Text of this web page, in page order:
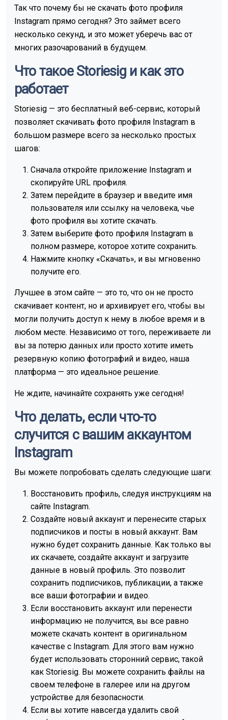
Так что почему бы не скачать фото профиля
Instagram прямо сегодня? Это займет всего
несколько секунд, и это может уберечь вас от
многих разочарований в будущем.
Что такое Storiesig и как это
работает
Storiesig — это бесплатный веб-сервис, который
позволяет скачивать фото профиля Instagram в
большом размере всего за несколько простых
шагов:
Сначала откройте приложение Instagram и
скопируйте URL профиля.
Затем перейдите в браузер и введите имя
пользователя или ссылку на человека, чье
фото профиля вы хотите скачать.
Затем выберите фото профиля Instagram в
полном размере, которое хотите сохранить.
Нажмите кнопку «Скачать», и вы мгновенно
получите его.
Лучшее в этом сайте — это то, что он не просто
скачивает контент, но и архивирует его, чтобы вы
могли получить доступ к нему в любое время и в
любом месте. Независимо от того, переживаете ли
вы за потерю данных или просто хотите иметь
резервную копию фотографий и видео, наша
платформа — это идеальное решение.
Не ждите, начинайте сохранять уже сегодня!
Что делать, если что-то
случится с вашим аккаунтом
Instagram
Вы можете попробовать сделать следующие шаги:
Восстановить профиль, следуя инструкциям на
сайте Instagram.
Создайте новый аккаунт и перенесите старых
подписчиков и посты в новый аккаунт. Вам
нужно будет сохранить данные. Как только вы
их скачаете, создайте аккаунт и загрузите
данные в новый профиль. Это позволит
сохранить подписчиков, публикации, а также
все ваши фотографии и видео.
Если восстановить аккаунт или перенести
информацию не получится, вы все равно
можете скачать контент в оригинальном
качестве с Instagram. Для этого вам нужно
будет использовать сторонний сервис, такой
как Storiesig. Вы можете сохранить файлы на
своем телефоне в галерее или на другом
устройстве для безопасности.
Если вы хотите навсегда удалить свой